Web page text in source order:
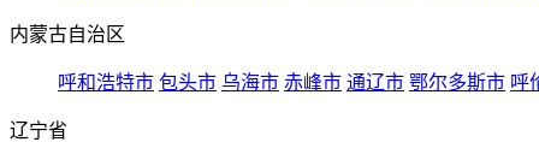
内蒙古自治区
呼和浩特市 包头市 乌海市 赤峰市 通辽市 鄂尔多斯市 呼
辽宁省